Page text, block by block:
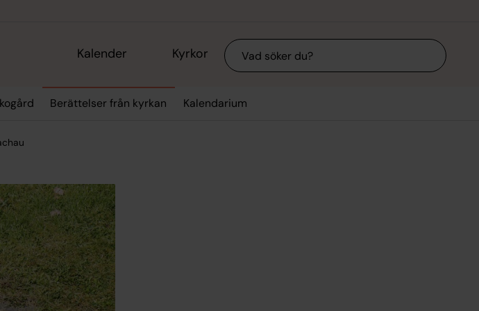
Kalender Kyrkor Sök
Berättelser från kyrkan Kalendarium